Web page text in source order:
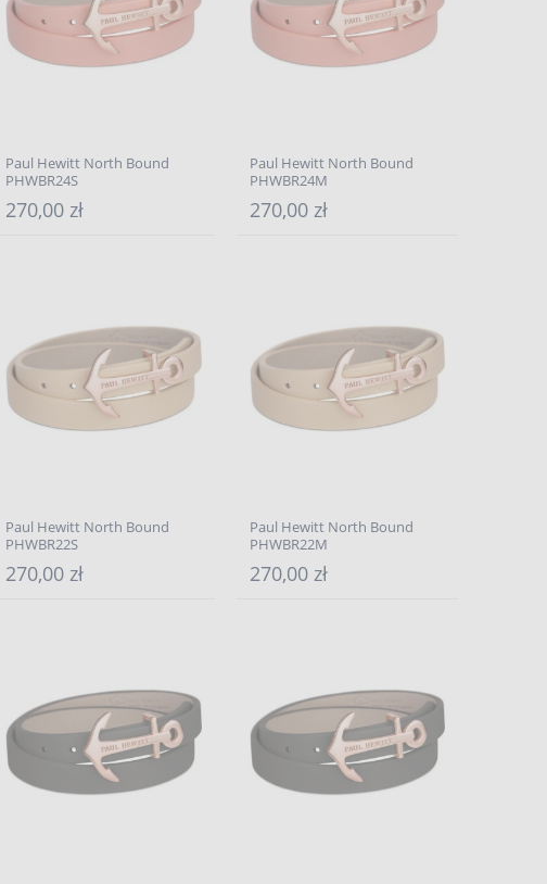
Paul Hewitt North Bound
PHWBR24S
270,00 zł
Paul Hewitt North Bound
PHWBR24M
270,00 zł
Paul Hewitt North Bound
PHWBR22S
270,00 zł
Paul Hewitt North Bound
PHWBR22M
270,00 zł